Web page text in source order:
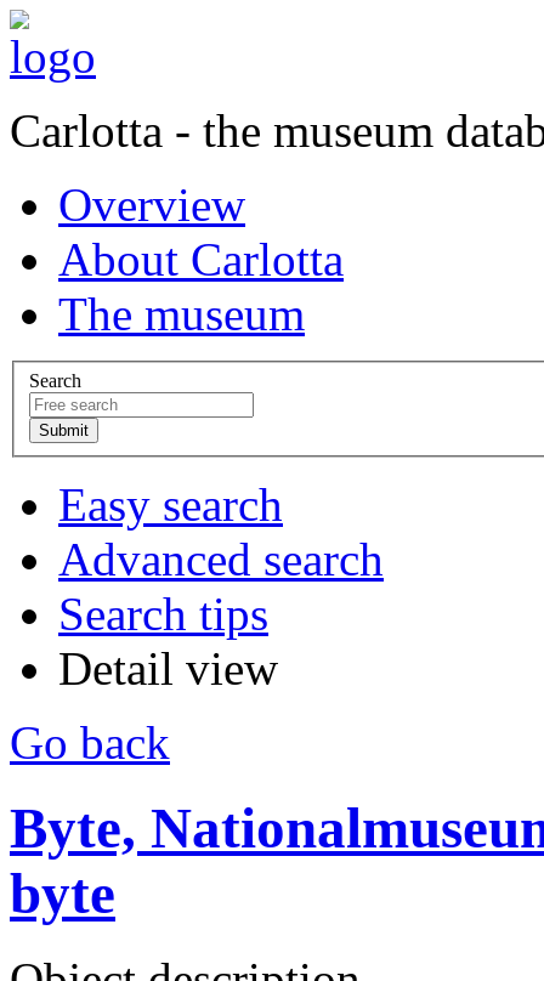
Carlotta - the museum
Overview
About Carlotta
The museum
Search
Easy search
Advanced search
Search tips
Detail view
Go back
Byte,
byte